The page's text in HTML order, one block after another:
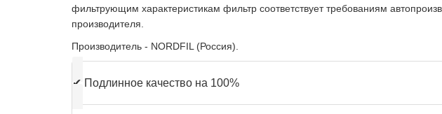
фильтрующим характеристикам фильтр соответствует требованиям
производителя.
Производитель - NORDFIL (Россия).
✔ Подлинное качество на 100%